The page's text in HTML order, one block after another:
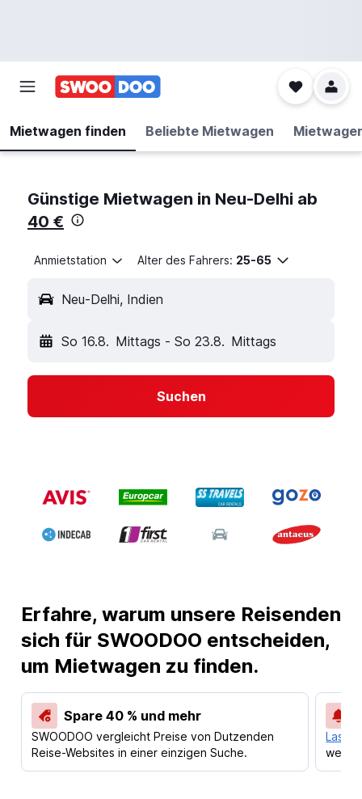
Mietwagen finden Beliebte Mietwagen
Günstige Mietwagen in Neu-Delhi ab
40 €
Anmietstation Alter des Fahrers: 25-65
Neu-Delhi, Indien
So 16.8. Mittags - So 23.8. Mittags
Suchen
Erfahre, warum unsere Reisenden
sich für SWOODOO entscheiden,
um Mietwagen zu finden.
Spare 40 % und mehr
SWOODOO vergleicht Preise von Dutzenden
Reise-Websites in einer einzigen Suche.
Lass